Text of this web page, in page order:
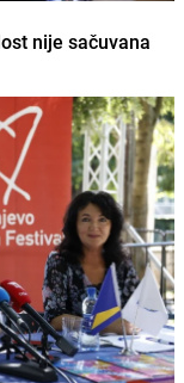
nije sačuvana